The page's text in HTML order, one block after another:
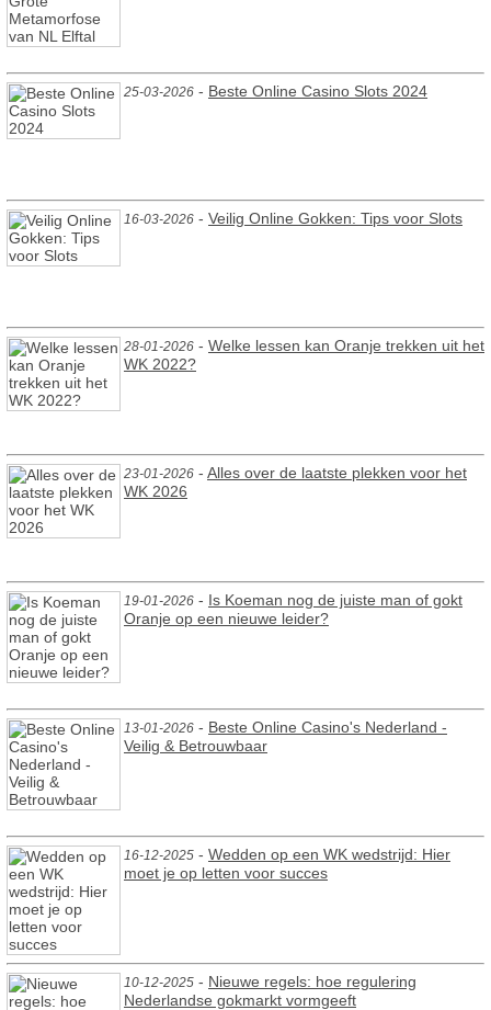
25-03-2026 - Beste Online Casino Slots 2024
16-03-2026 - Veilig Online Gokken: Tips voor Slots
28-01-2026 - Welke lessen kan Oranje trekken uit het
WK 2022?
23-01-2026 - Alles over de laatste plekken voor het
WK 2026
19-01-2026 - Is Koeman nog de juiste man of gokt
Oranje op een nieuwe leider?
13-01-2026 - Beste Online Casino's Nederland -
Veilig & Betrouwbaar
16-12-2025 - Wedden op een WK wedstrijd: Hier
moet je op letten voor succes
10-12-2025 - Nieuwe regels: hoe regulering
Nederlandse gokmarkt vormgeeft